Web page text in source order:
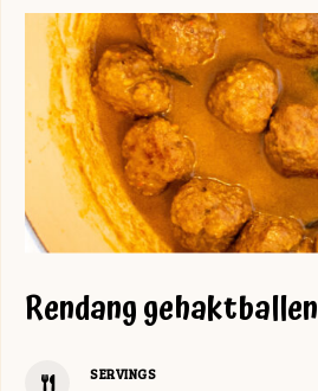
Rendang gehaktballen
SERVINGS